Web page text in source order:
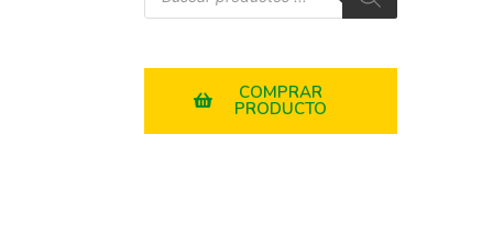
COMPRAR
PRODUCTO